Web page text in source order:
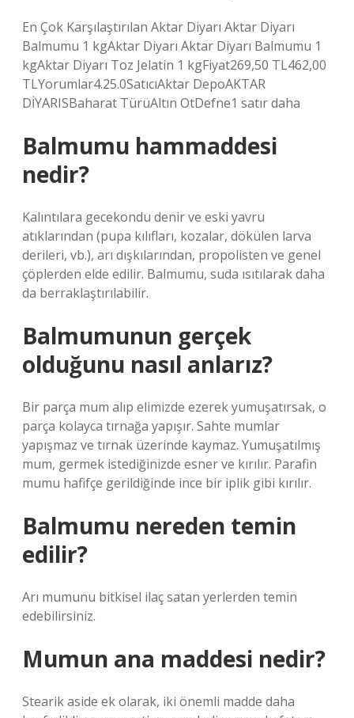
En Çok Karşılaştırılan Aktar Diyarı Aktar Diyarı
Balmumu 1 kgAktar Diyarı Aktar Diyarı Balmumu 1
kgAktar Diyarı Toz Jelatin 1 kgFiyat269,50 TL462,00
TLYorumlar4.25.0SatıcıAktar DepoAKTAR
DİYARISBaharat TürüAltın OtDefne1 satır daha
Balmumu hammaddesi
nedir?
Kalıntılara gecekondu denir ve eski yavru
atıklarından (pupa kılıfları, kozalar, dökülen larva
derileri, vb.), arı dışkılarından, propolisten ve genel
çöplerden elde edilir. Balmumu, suda ısıtılarak daha
da berraklaştırılabilir.
Balmumunun gerçek
olduğunu nasıl anlarız?
Bir parça mum alıp elimizde ezerek yumuşatırsak, o
parça kolayca tırnağa yapışır. Sahte mumlar
yapışmaz ve tırnak üzerinde kaymaz. Yumuşatılmış
mum, germek istediğinizde esner ve kırılır. Parafin
mumu hafifçe gerildiğinde ince bir iplik gibi kırılır.
Balmumu nereden temin
edilir?
Arı mumunu bitkisel ilaç satan yerlerden temin
edebilirsiniz.
Mumun ana maddesi nedir?
Stearik aside ek olarak, iki önemli madde daha